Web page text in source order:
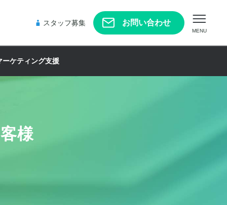
スタッフ募集 お問い合わせ
MENU
ーケティング支援
様